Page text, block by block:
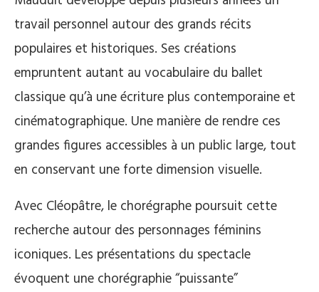
travail personnel autour des grands récits
populaires et historiques. Ses créations
empruntent autant au vocabulaire du ballet
classique qu’à une écriture plus contemporaine et
cinématographique. Une manière de rendre ces
grandes figures accessibles à un public large, tout
en conservant une forte dimension visuelle.
Avec Cléopâtre, le chorégraphe poursuit cette
recherche autour des personnages féminins
iconiques. Les présentations du spectacle
évoquent une chorégraphie “puissante”